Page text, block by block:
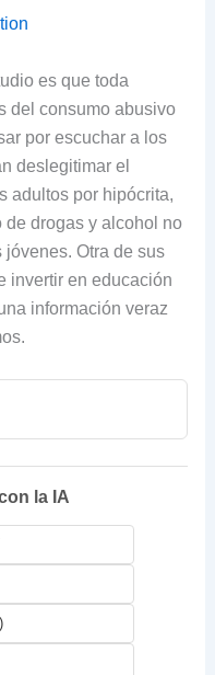
es que toda
del consumo abusivo
por escuchar a los
deslegitimar el
adultos por hipócrita,
drogas y alcohol no
Otra de sus
invertir en educación
información veraz
la IA